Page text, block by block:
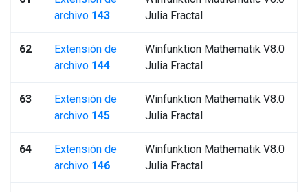
archivo 143
Julia Fractal
62
Extensión de
archivo 144
Winfunktion Mathematik V8.0
Julia Fractal
63
Extensión de
archivo 145
Winfunktion Mathematik V8.0
Julia Fractal
64
Extensión de
archivo 146
Winfunktion Mathematik V8.0
Julia Fractal